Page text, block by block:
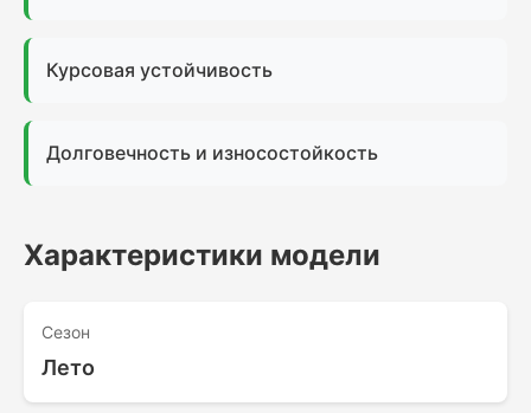
Курсовая устойчивость
Долговечность и износостойкость
Характеристики модели
Сезон
Лето